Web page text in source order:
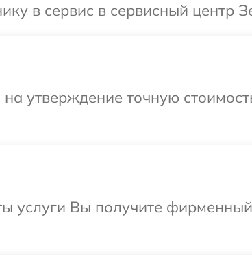
в сервис в сервисный центр
утверждение точную
услуги Вы получите